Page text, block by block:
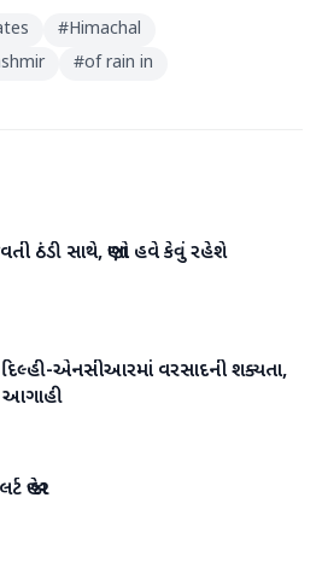
#Himachal
#of rain in
ઠંડી સાથે, જાણો હવે કેવું રહેશે
દિલ્હી-એનસીઆરમાં વરસાદની શક્યતા,
આગાહી
જાહેર